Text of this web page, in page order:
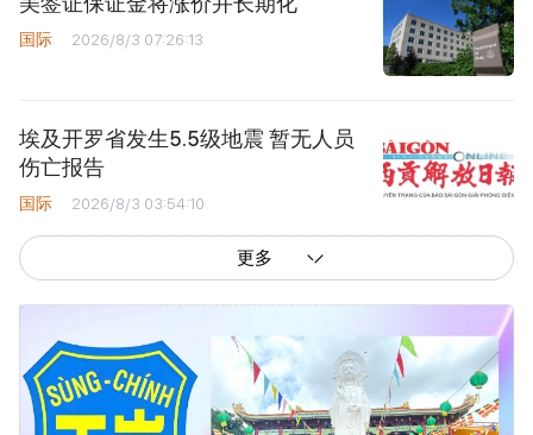
国际 2026/8/3 07:26:13
埃及开罗省发生5.5级地震 暂无人员
伤亡报告
国际 2026/8/3 03:54:10
更多